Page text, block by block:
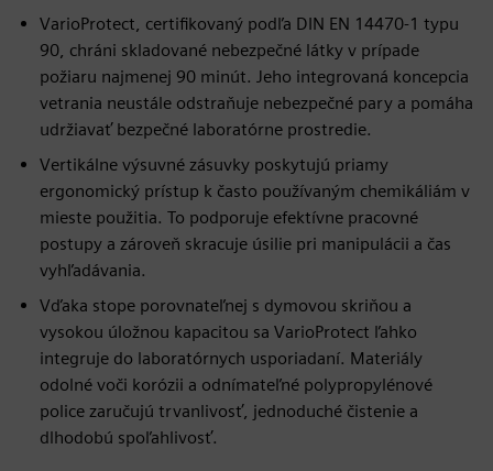
VarioProtect, certifikovaný podľa DIN EN 14470-1 typu
90, chráni skladované nebezpečné látky v prípade
požiaru najmenej 90 minút. Jeho integrovaná koncepcia
vetrania neustále odstraňuje nebezpečné pary a pomáha
udržiavať bezpečné laboratórne prostredie.
Vertikálne výsuvné zásuvky poskytujú priamy
ergonomický prístup k často používaným chemikáliám v
mieste použitia. To podporuje efektívne pracovné
postupy a zároveň skracuje úsilie pri manipulácii a čas
vyhľadávania.
Vďaka stope porovnateľnej s dymovou skriňou a
vysokou úložnou kapacitou sa VarioProtect ľahko
integruje do laboratórnych usporiadaní. Materiály
odolné voči korózii a odnímateľné polypropylénové
police zaručujú trvanlivosť, jednoduché čistenie a
dlhodobú spoľahlivosť.